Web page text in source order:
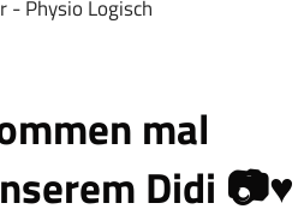
mal
Didi 📷♥️